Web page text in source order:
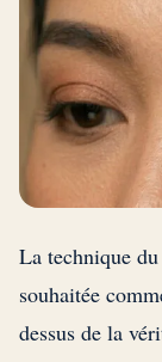
La technique
souhaitée
dessus de la